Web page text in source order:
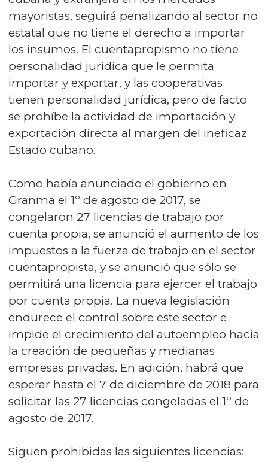
mayoristas, seguirá penalizando al sector no
estatal que no tiene el derecho a importar
los insumos. El cuentapropismo no tiene
personalidad jurídica que le permita
importar y exportar, y las cooperativas
tienen personalidad jurídica, pero de facto
se prohíbe la actividad de importación y
exportación directa al margen del ineficaz
Estado cubano.
Como había anunciado el gobierno en
Granma el 1º de agosto de 2017, se
congelaron 27 licencias de trabajo por
cuenta propia, se anunció el aumento de los
impuestos a la fuerza de trabajo en el sector
cuentapropista, y se anunció que sólo se
permitirá una licencia para ejercer el trabajo
por cuenta propia. La nueva legislación
endurece el control sobre este sector e
impide el crecimiento del autoempleo hacia
la creación de pequeñas y medianas
empresas privadas. En adición, habrá que
esperar hasta el 7 de diciembre de 2018 para
solicitar las 27 licencias congeladas el 1º de
agosto de 2017.
Siguen prohibidas las siguientes licencias: